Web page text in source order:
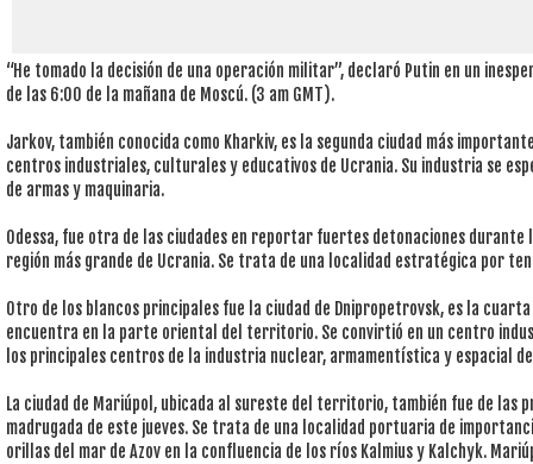
“He tomado la decisión de una operación militar”, declaró Putin en un
de las 6:00 de la mañana de Moscú. (3 am GMT).
Jarkov, también conocida como Kharkiv, es la segunda ciudad más
centros industriales, culturales y educativos de Ucrania. Su industria se
de armas y maquinaria.
Odessa, fue otra de las ciudades en reportar fuertes detonaciones durante
región más grande de Ucrania. Se trata de una localidad estratégica por
Otro de los blancos principales fue la ciudad de Dnipropetrovsk, es la
encuentra en la parte oriental del territorio. Se convirtió en un centro
los principales centros de la industria nuclear, armamentística y espacial
La ciudad de Mariúpol, ubicada al sureste del territorio, también fue de las
madrugada de este jueves. Se trata de una localidad portuaria de
orillas del mar de Azov en la confluencia de los ríos Kalmius y Kalchyk.